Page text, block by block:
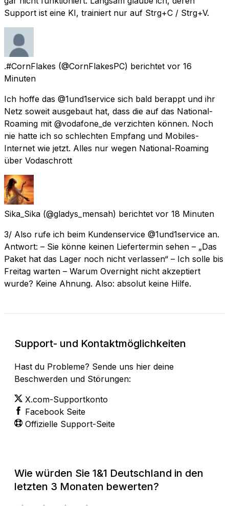
Support ist eine KI, trainiert nur auf Strg+C / Strg+V.
.#CornFlakes (@CornFlakesPC) berichtet vor 16
Minuten
Ich hoffe das @1und1service sich bald berappt und ihr
Netz soweit ausgebaut hat, dass die auf das National-
Roaming mit @vodafone_de verzichten können. Noch
nie hatte ich so schlechten Empfang und Mobiles-
Internet wie jetzt. Alles nur wegen National-Roaming
über Vodaschrott
Sika_Sika (@gladys_mensah) berichtet vor 18 Minuten
3/ Also rufe ich beim Kundenservice @1und1service an.
Antwort: – Sie könne keinen Liefertermin sehen – „Das
Paket hat das Lager noch nicht verlassen“ – Ich solle bis
Freitag warten – Warum Overnight nicht akzeptiert
wurde? Keine Ahnung. Also: absolut keine Hilfe.
Support- und Kontaktmöglichkeiten
Hast du Probleme? Sende uns hier deine
Beschwerden und Störungen:
X.com-Supportkonto
Facebook Seite
Offizielle Support-Seite
Wie würden Sie 1&1 Deutschland in den
letzten 3 Monaten bewerten?